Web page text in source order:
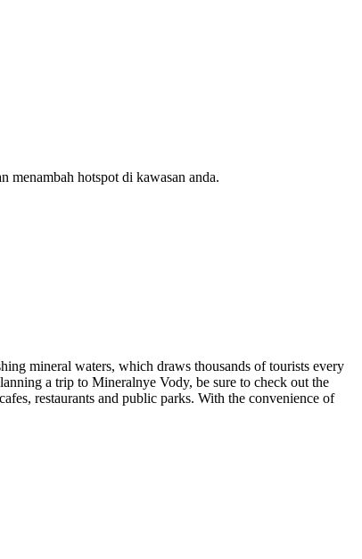
menambah hotspot di kawasan anda.
mineral waters, which draws thousands of tourists every
a trip to Mineralnye Vody, be sure to check out the
restaurants and public parks. With the convenience of